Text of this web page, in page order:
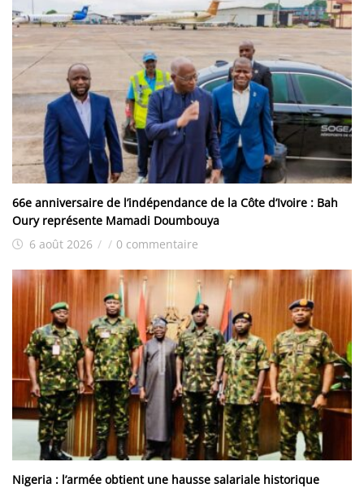
66e anniversaire de l’indépendance de la Côte d’Ivoire : Bah
Oury représente Mamadi Doumbouya
6 août 2026 / / 0 commentaire
Nigeria : l’armée obtient une hausse salariale historique